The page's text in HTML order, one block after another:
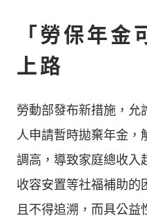
「勞保年金
上路
勞動部發布新措施，允
人申請暫時拋棄年金，
調高，導致家庭總收入
收容安置等社福補助的
且不得追溯，而具公